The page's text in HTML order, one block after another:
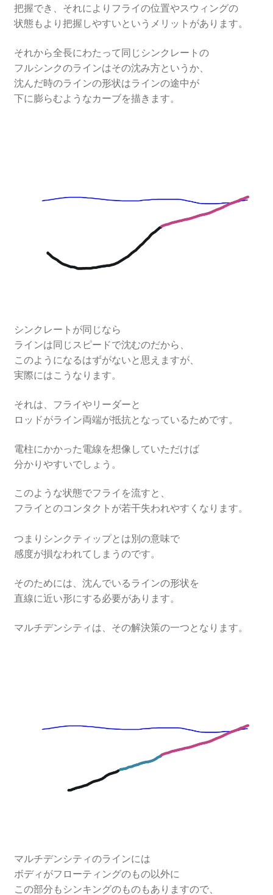
把握でき、それによりフライの位置やスウィングの
状態もより把握しやすいというメリットがあります。
それから全長にわたって同じシンクレートの
フルシンクのラインはその沈み方というか、
沈んだ時のラインの形状はラインの途中が
下に膨らむようなカーブを描きます。
シンクレートが同じなら
ラインは同じスピードで沈むのだから、
このようになるはずがないと思えますが、
実際にはこうなります。
それは、フライやリーダーと
ロッドがライン両端が抵抗となっているためです。
電柱にかかった電線を想像していただけば
分かりやすいでしょう。
このような状態でフライを流すと、
フライとのコンタクトが若干失われやすくなります。
つまりシンクティップとは別の意味で
感度が損なわれてしまうのです。
そのためには、沈んでいるラインの形状を
直線に近い形にする必要があります。
マルチデンシティは、その解決策の一つとなります。
マルチデンシティのラインには
ボディがフローティングのもの以外に
この部分もシンキングのものもありますので、